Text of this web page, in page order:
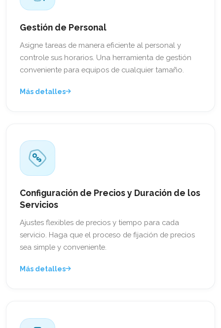
Gestión de Personal
Asigne tareas de manera eficiente al personal y
controle sus horarios. Una herramienta de gestión
conveniente para equipos de cualquier tamaño.
Más detalles
Configuración de Precios y Duración de los
Servicios
Ajustes flexibles de precios y tiempo para cada
servicio. Haga que el proceso de fijación de precios
sea simple y conveniente.
Más detalles